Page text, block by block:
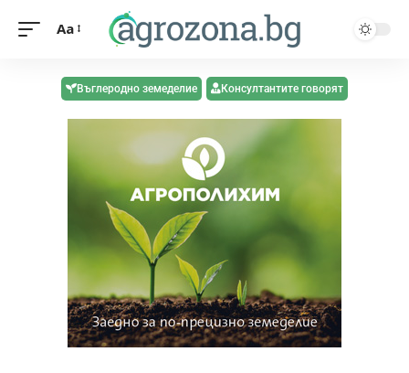
Aa
Въглеродно земеделие Консултантите говорят